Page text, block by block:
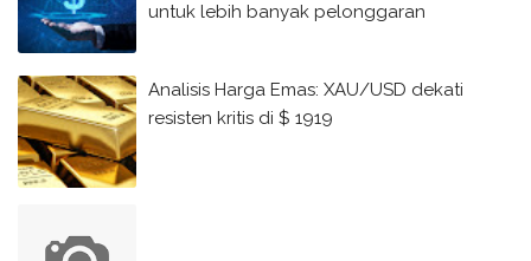
untuk lebih banyak pelonggaran
Analisis Harga Emas: XAU/USD dekati
resisten kritis di $ 1919